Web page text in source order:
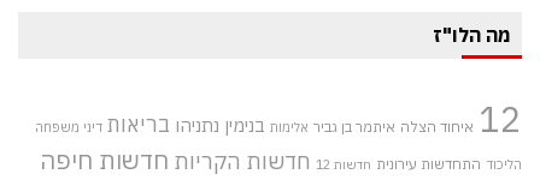
מה הלו"ז
12 איחוד הצלה איתמר בן גביר אלימות בנימין נתניהו בריאות דיני משפחה
הליכוד התחדשות עירונית חדשות 12 חדשות הקריות חדשות חיפה